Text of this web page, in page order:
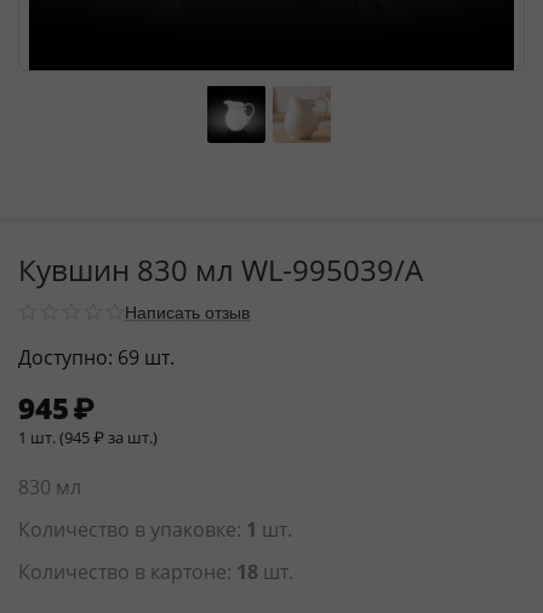
Кувшин 830 мл WL‑995039/A
Написать отзыв
Доступно: 69 шт.
945₽
1 шт. (945₽за шт.)
830 мл
Количество в упаковке: 1 шт.
Количество в картоне: 18 шт.